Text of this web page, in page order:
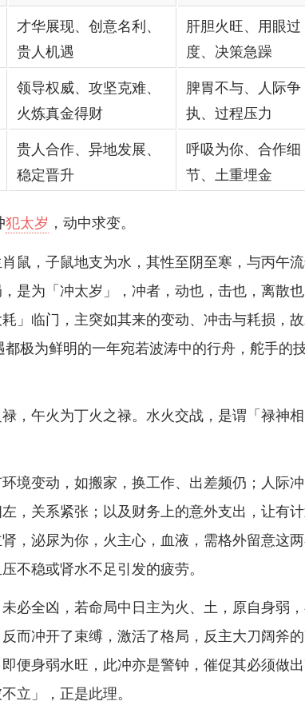
才华展现、创意名利、
贵人机遇
肝胆火旺、用眼过
度、决策急躁
领导权威、攻坚克难、
火炼真金得财
脾胃不与、人际争
执、过程压力
贵人合作、异地发展、
稳定晋升
呼吸为你、合作细
节、土重埋金
犯太岁 ，动中求变。
鼠，子鼠地支为水，其性至阴至寒，与丙午
是为「冲太岁」，冲者，动也，击也，离散也
」临门，主突如其来的变动、冲击与耗损，
极为鲜明的一年宛若波涛中的行舟，舵手的
，午火为丁火之禄。水火交战，是谓「禄神相
境变动，如搬家，换工作、出差频仍；人际冲
，关系紧张；以及财务上的意外支出，让有
，泌尿为你，火主心，血液，需格外留意这
不稳或肾水不足引发的疲劳。
必全凶，若命局中日主为火、土，原自身弱
而冲开了束缚，激活了格局，反主大刀阔斧
便身弱水旺，此冲亦是警钟，催促其必须做
立」，正是此理。